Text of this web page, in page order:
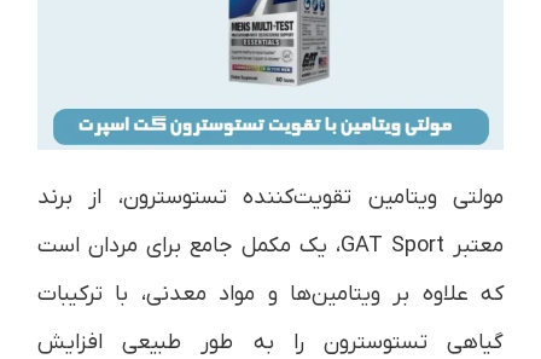
مولتی ویتامین تقویت‌کننده تستوسترون، از برند
معتبر GAT Sport، یک مکمل جامع برای مردان است
که علاوه بر ویتامین‌ها و مواد معدنی، با ترکیبات
گیاهی تستوسترون را به طور طبیعی افزایش